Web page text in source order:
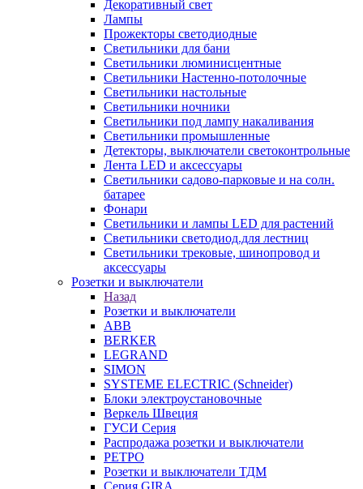
Декоративный свет
Лампы
Прожекторы светодиодные
Светильники для бани
Светильники люминисцентные
Светильники Настенно-потолочные
Светильники настольные
Светильники ночники
Светильники под лампу накаливания
Светильники промышленные
Детекторы, выключатели светоконтрольные
Лента LED и аксессуары
Светильники садово-парковые и на солн.
батарее
Фонари
Светильники и лампы LED для растений
Светильники светодиод.для лестниц
Светильники трековые, шинопровод и
аксессуары
Розетки и выключатели
Назад
Розетки и выключатели
ABB
BERKER
LEGRAND
SIMON
SYSTEME ELECTRIC (Schneider)
Блоки электроустановочные
Веркель Швеция
ГУСИ Серия
Распродажа розетки и выключатели
РЕТРО
Розетки и выключатели ТДМ